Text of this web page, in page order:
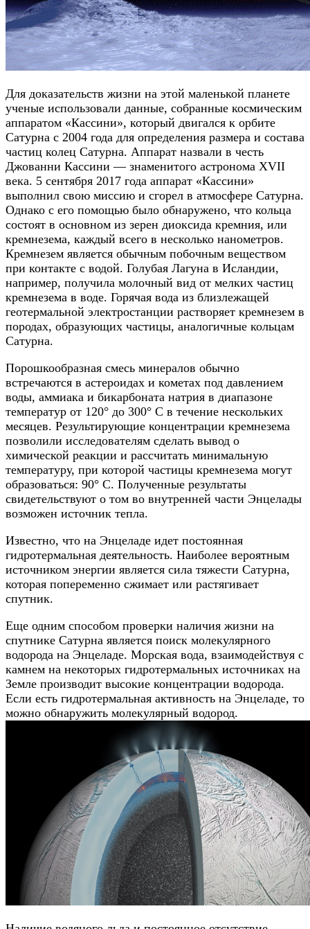
Для доказательств жизни на этой маленькой планете
ученые использовали данные, собранные космическим
аппаратом «Кассини», который двигался к орбите
Сатурна с 2004 года для определения размера и состава
частиц колец Сатурна. Аппарат назвали в честь
Джованни Кассини — знаменитого астронома XVII
века. 5 сентября 2017 года аппарат «Кассини»
выполнил свою миссию и сгорел в атмосфере Сатурна.
Однако с его помощью было обнаружено, что кольца
состоят в основном из зерен диоксида кремния, или
кремнезема, каждый всего в несколько нанометров.
Кремнезем является обычным побочным веществом
при контакте с водой. Голубая Лагуна в Исландии,
например, получила молочный вид от мелких частиц
кремнезема в воде. Горячая вода из близлежащей
геотермальной электростанции растворяет кремнезем в
породах, образующих частицы, аналогичные кольцам
Сатурна.
Порошкообразная смесь минералов обычно
встречаются в астероидах и кометах под давлением
воды, аммиака и бикарбоната натрия в диапазоне
температур от 120° до 300° C в течение нескольких
месяцев. Результирующие концентрации кремнезема
позволили исследователям сделать вывод о
химической реакции и рассчитать минимальную
температуру, при которой частицы кремнезема могут
образоваться: 90° С. Полученные результаты
свидетельствуют о том во внутренней части Энцелады
возможен источник тепла.
Известно, что на Энцеладе идет постоянная
гидротермальная деятельность. Наиболее вероятным
источником энергии является сила тяжести Сатурна,
которая попеременно сжимает или растягивает
спутник.
Еще одним способом проверки наличия жизни на
спутнике Сатурна является поиск молекулярного
водорода на Энцеладе. Морская вода, взаимодействуя с
камнем на некоторых гидротермальных источниках на
Земле производит высокие концентрации водорода.
Если есть гидротермальная активность на Энцеладе, то
можно обнаружить молекулярный водород.